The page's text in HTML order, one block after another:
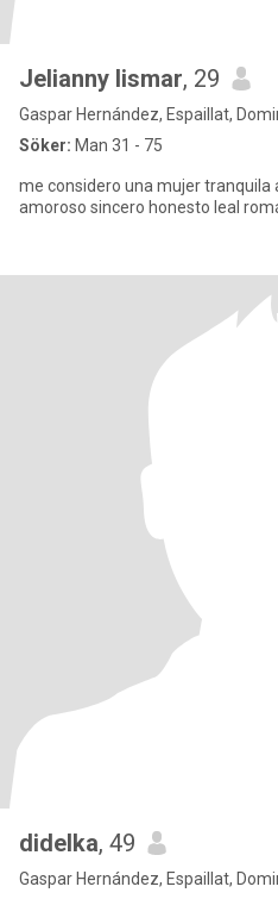
Jelianny lismar, 29
Gaspar Hernández, Espaillat,
Söker: Man 31 - 75
me considero una mujer tranquila
amoroso sincero honesto leal
didelka, 49
Gaspar Hernández, Espaillat,